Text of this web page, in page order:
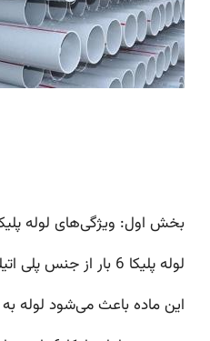
بخش اول: ویژگی‌های لوله پلیکا 6
لوله پلیکا 6 بار از جنس پلی اتیلن با فشار لایه و انباشته سازی قوی تشکیل شده است.
این ماده باعث می‌شود لوله